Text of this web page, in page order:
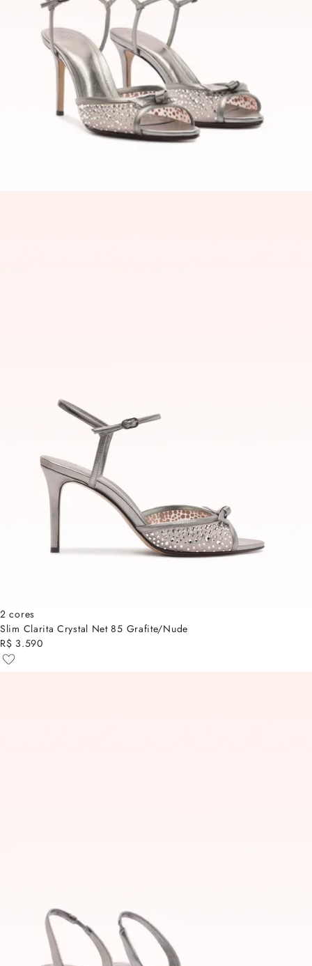
2 cores
Slim Clarita Crystal Net 85 Grafite/Nude
R$ 3.590